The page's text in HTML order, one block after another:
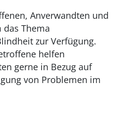
Anverwandten und
Thema
zur Verfügung.
helfen
gerne in Bezug auf
von Problemen im